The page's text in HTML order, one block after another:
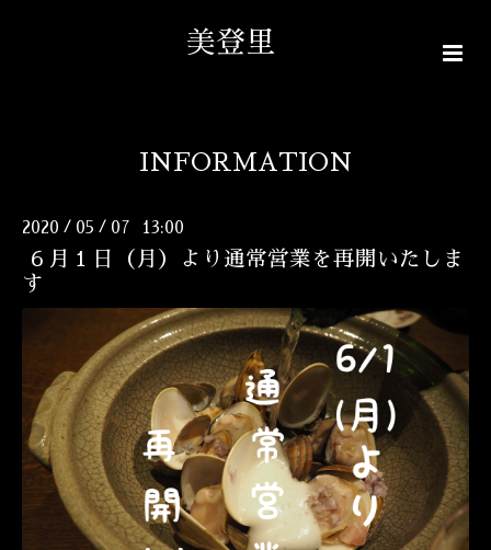
美登里
INFORMATION
2020 / 05 / 07 13:00
６月１日（月）より通常営業を再開いたしま
す